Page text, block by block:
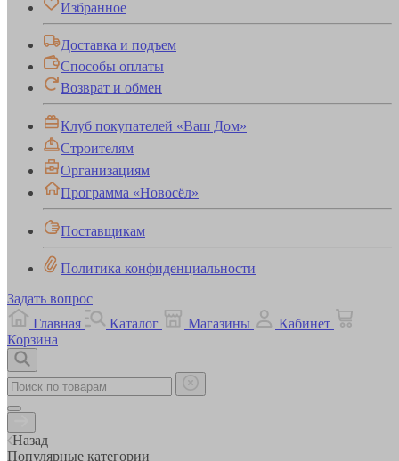
Избранное
Доставка и подъем
Способы оплаты
Возврат и обмен
Клуб покупателей «Ваш Дом»
Строителям
Организациям
Программа «Новосёл»
Поставщикам
Политика конфиденциальности
Задать вопрос
Главная
Каталог Магазины
Кабинет
Корзина
Назад
Популярные категории